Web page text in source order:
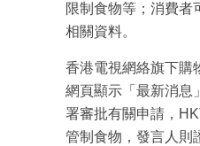
限制食物等；消費者
相關資料。
香港電視網絡旗下購
網頁顯示「最新消息
署審批有關申請，
管制食物，發言人則